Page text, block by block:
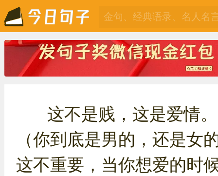
这不是贱，这是爱情。
（你到底是男的，还是女
这不重要，当你想爱的时